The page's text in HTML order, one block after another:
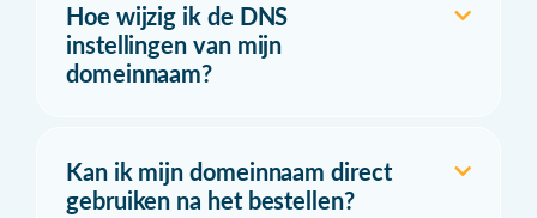
Hoe wijzig ik de DNS
instellingen van mijn
domeinnaam?
Kan ik mijn domeinnaam direct
gebruiken na het bestellen?